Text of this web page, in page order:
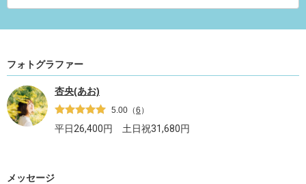
フォトグラファー
杏央(あお)
5.00 （6 ）
平日26,400円 土日祝31,680円
メッセージ